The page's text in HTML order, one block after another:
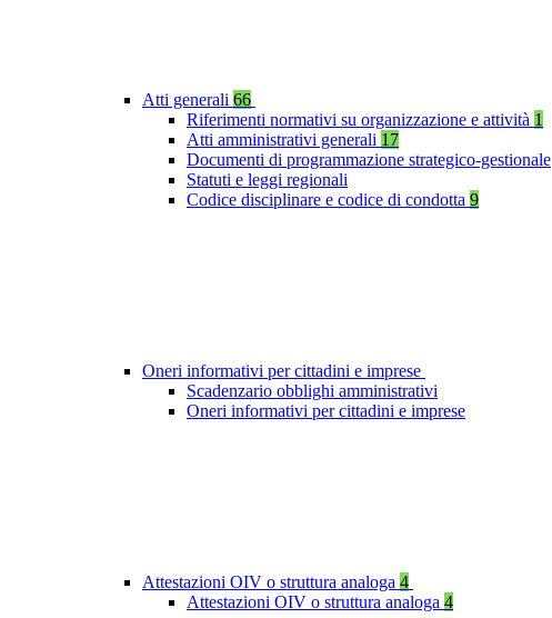
Atti generali 66
Riferimenti normativi su organizzazione e attività 1
Atti amministrativi generali 17
Documenti di programmazione strategico-gestionale
Statuti e leggi regionali
Codice disciplinare e codice di condotta 9
Oneri informativi per cittadini e imprese
Scadenzario obblighi amministrativi
Oneri informativi per cittadini e imprese
Attestazioni OIV o struttura analoga 4
Attestazioni OIV o struttura analoga 4